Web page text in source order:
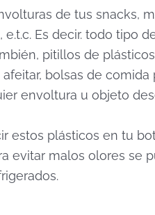
de tus snacks,
e.t.c. Es decir. todo tipo
pitillos de
bolsas de
envoltura u objeto
estos plásticos en tu
evitar malos olores se